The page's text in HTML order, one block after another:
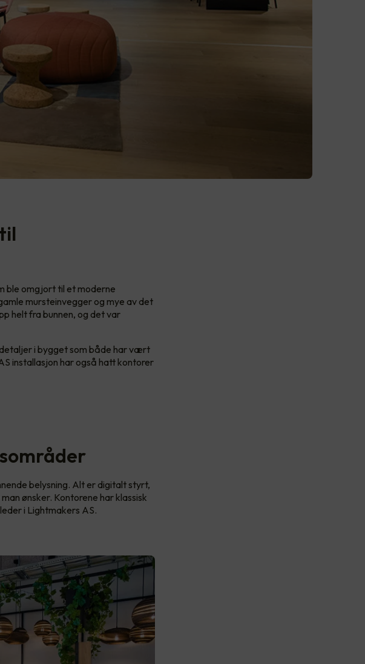
ble omgjort til et moderne
mursteinvegger og mye av det
helt fra bunnen, og det var
i bygget som både har vært
installasjon har også hatt kontorer
belysning. Alt er digitalt styrt,
ønsker. Kontorene har klassisk
i Lightmakers AS.